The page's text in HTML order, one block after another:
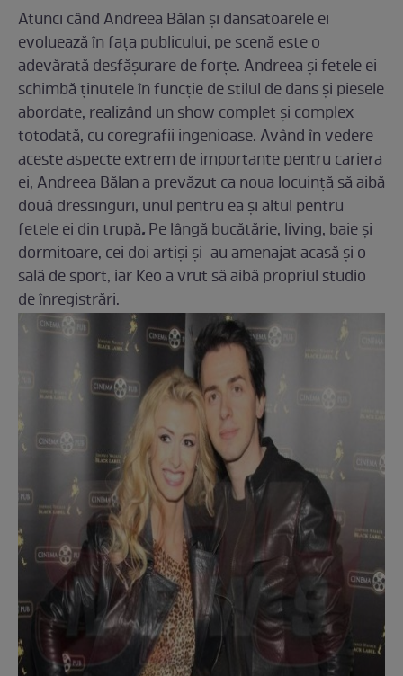
Atunci când Andreea Bălan şi dansatoarele ei
evoluează în faţa publicului, pe scenă este o
adevărată desfăşurare de forţe. Andreea şi fetele ei
schimbă ţinutele în funcţie de stilul de dans şi piesele
abordate, realizând un show complet şi complex
totodată, cu coregrafii ingenioase. Având în vedere
aceste aspecte extrem de importante pentru cariera
ei, Andreea Bălan a prevăzut ca noua locuinţă să aibă
două dressinguri, unul pentru ea şi altul pentru
fetele ei din trupă.Pe lângă bucătărie, living, baie şi
dormitoare, cei doi artişi şi-au amenajat acasă şi o
sală de sport, iar Keo a vrut să aibă propriul studio
de înregistrări.